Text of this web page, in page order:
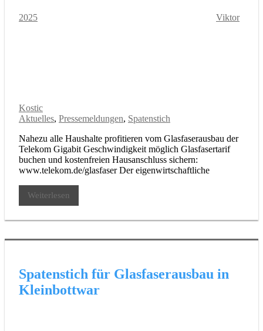
2025 Viktor
Kostic
Aktuelles, Pressemeldungen, Spatenstich
Nahezu alle Haushalte profitieren vom Glasfaserausbau der
Telekom Gigabit Geschwindigkeit möglich Glasfasertarif
buchen und kostenfreien Hausanschluss sichern:
www.telekom.de/glasfaser Der eigenwirtschaftliche
Weiterlesen
Spatenstich für Glasfaserausbau in
Kleinbottwar